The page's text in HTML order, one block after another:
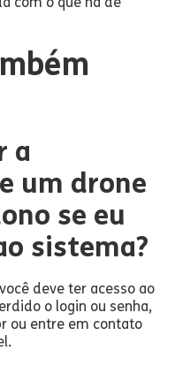
a
um drone
se eu
sistema?
deve ter acesso ao
o login ou senha,
ou entre em contato